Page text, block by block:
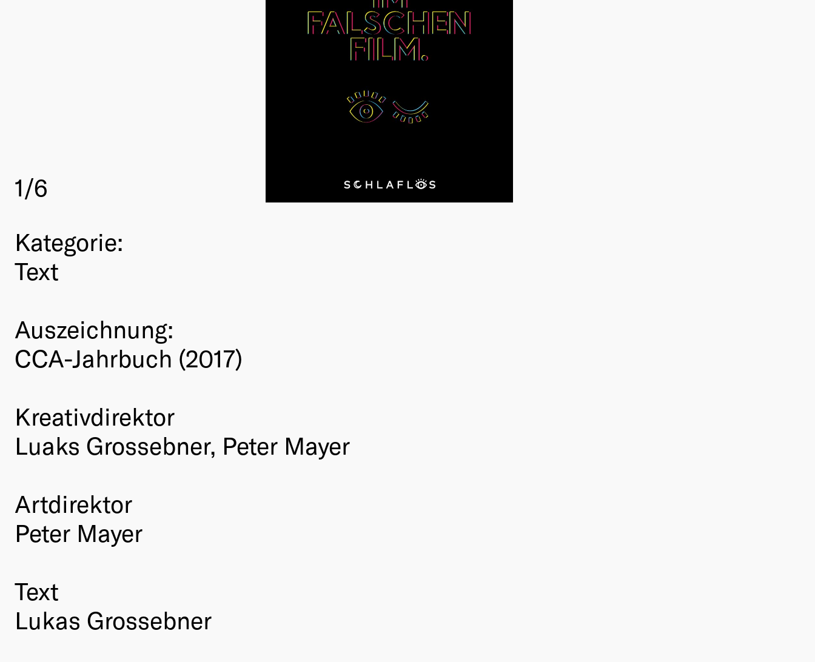
1/6
Kategorie:
Text
Auszeichnung:
CCA-Jahrbuch (2017)
Kreativdirektor
Luaks Grossebner, Peter Mayer
Artdirektor
Peter Mayer
Text
Lukas Grossebner